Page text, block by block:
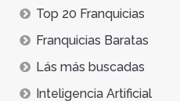
Top 20 Franquicias
Franquicias Baratas
Lás más buscadas
Inteligencia Artificial